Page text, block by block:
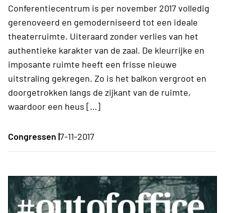
Conferentiecentrum is per november 2017 volledig
gerenoveerd en gemoderniseerd tot een ideale
theaterruimte. Uiteraard zonder verlies van het
authentieke karakter van de zaal. De kleurrijke en
imposante ruimte heeft een frisse nieuwe
uitstraling gekregen. Zo is het balkon vergroot en
doorgetrokken langs de zijkant van de ruimte,
waardoor een heus […]
Congressen |7-11-2017